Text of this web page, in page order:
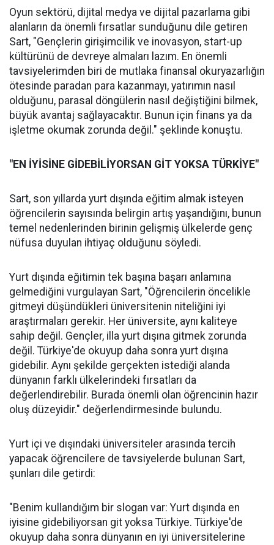
Oyun sektörü, dijital medya ve dijital pazarlama gibi
alanların da önemli fırsatlar sunduğunu dile getiren
Sart, "Gençlerin girişimcilik ve inovasyon, start-up
kültürünü de devreye almaları lazım. En önemli
tavsiyelerimden biri de mutlaka finansal okuryazarlığın
ötesinde paradan para kazanmayı, yatırımın nasıl
olduğunu, parasal döngülerin nasıl değiştiğini bilmek,
büyük avantaj sağlayacaktır. Bunun için finans ya da
işletme okumak zorunda değil." şeklinde konuştu.
"EN İYİSİNE GİDEBİLİYORSAN GİT YOKSA TÜRKİYE"
Sart, son yıllarda yurt dışında eğitim almak isteyen
öğrencilerin sayısında belirgin artış yaşandığını, bunun
temel nedenlerinden birinin gelişmiş ülkelerde genç
nüfusa duyulan ihtiyaç olduğunu söyledi.
Yurt dışında eğitimin tek başına başarı anlamına
gelmediğini vurgulayan Sart, "Öğrencilerin öncelikle
gitmeyi düşündükleri üniversitenin niteliğini iyi
araştırmaları gerekir. Her üniversite, aynı kaliteye
sahip değil. Gençler, illa yurt dışına gitmek zorunda
değil. Türkiye'de okuyup daha sonra yurt dışına
gidebilir. Aynı şekilde gerçekten istediği alanda
dünyanın farklı ülkelerindeki fırsatları da
değerlendirebilir. Burada önemli olan öğrencinin hazır
oluş düzeyidir." değerlendirmesinde bulundu.
Yurt içi ve dışındaki üniversiteler arasında tercih
yapacak öğrencilere de tavsiyelerde bulunan Sart,
şunları dile getirdi:
"Benim kullandığım bir slogan var: Yurt dışında en
iyisine gidebiliyorsan git yoksa Türkiye. Türkiye'de
okuyup daha sonra dünyanın en iyi üniversitelerine